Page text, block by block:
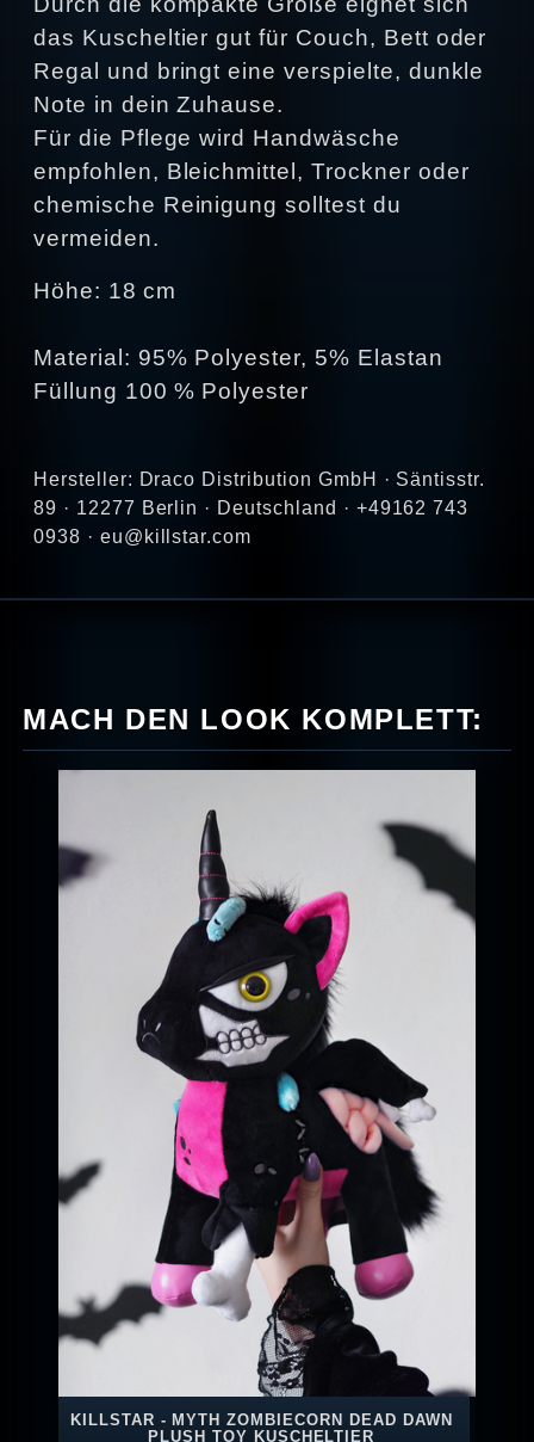
das Kuscheltier gut für Couch, Bett oder
Regal und bringt eine verspielte, dunkle
Note in dein Zuhause.
Für die Pflege wird Handwäsche
empfohlen, Bleichmittel, Trockner oder
chemische Reinigung solltest du
vermeiden.
Höhe: 18 cm
Material: 95% Polyester, 5% Elastan
Füllung 100 % Polyester
Hersteller: Draco Distribution GmbH · Säntisstr.
89 · 12277 Berlin · Deutschland · +49162 743
0938 · eu@killstar.com
MACH DEN LOOK KOMPLETT:
KILLSTAR - MYTH ZOMBIECORN DEAD DAWN
PLUSH TOY KUSCHELTIER